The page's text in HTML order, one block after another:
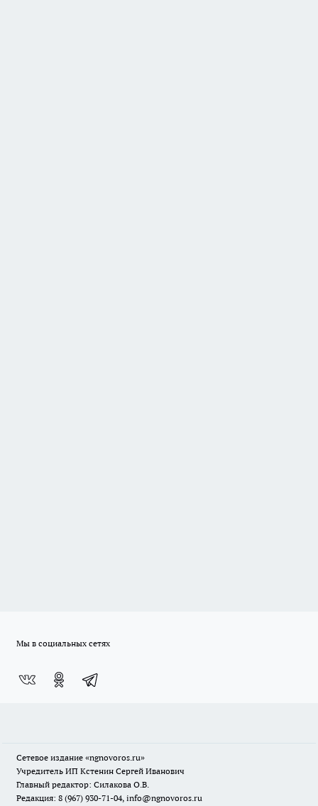
Мы в социальных сетях
Сетевое издание «ngnovoros.ru»
Учредитель ИП Кстенин Сергей Иванович
Главный редактор: Силакова О.В.
Редакция: 8 (967) 930-71-04, info@ngnovoros.ru